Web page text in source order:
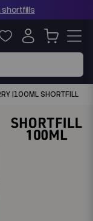
shortfills
|100ML SHORTFILL